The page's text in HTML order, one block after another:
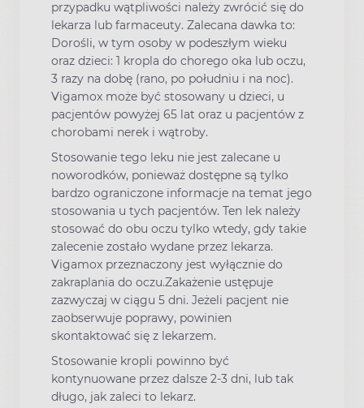
przypadku wątpliwości należy zwrócić się do
lekarza lub farmaceuty. Zalecana dawka to:
Dorośli, w tym osoby w podeszłym wieku
oraz dzieci: 1 kropla do chorego oka lub oczu,
3 razy na dobę (rano, po południu i na noc).
Vigamox może być stosowany u dzieci, u
pacjentów powyżej 65 lat oraz u pacjentów z
chorobami nerek i wątroby.
Stosowanie tego leku nie jest zalecane u
noworodków, ponieważ dostępne są tylko
bardzo ograniczone informacje na temat jego
stosowania u tych pacjentów. Ten lek należy
stosować do obu oczu tylko wtedy, gdy takie
zalecenie zostało wydane przez lekarza.
Vigamox przeznaczony jest wyłącznie do
zakraplania do oczu.Zakażenie ustępuje
zazwyczaj w ciągu 5 dni. Jeżeli pacjent nie
zaobserwuje poprawy, powinien
skontaktować się z lekarzem.
Stosowanie kropli powinno być
kontynuowane przez dalsze 2-3 dni, lub tak
długo, jak zaleci to lekarz.